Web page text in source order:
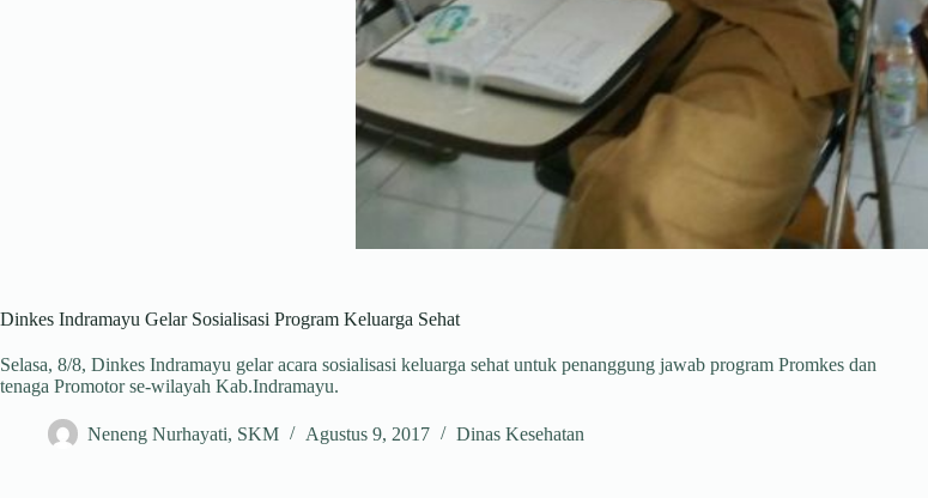
Dinkes Indramayu Gelar Sosialisasi Program Keluarga Sehat
Selasa, 8/8, Dinkes Indramayu gelar acara sosialisasi keluarga sehat untuk penanggung jawab program Promkes dan
tenaga Promotor se-wilayah Kab.Indramayu.
Neneng Nurhayati, SKM Agustus 9, 2017 Dinas Kesehatan